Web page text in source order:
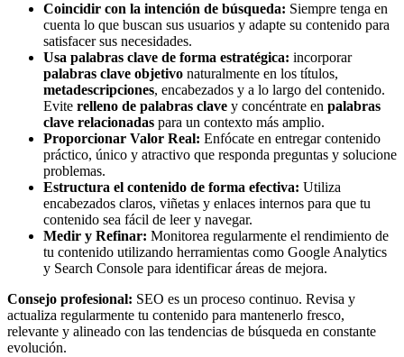
Coincidir con la intención de búsqueda: Siempre tenga en
cuenta lo que buscan sus usuarios y adapte su contenido para
satisfacer sus necesidades.
Usa palabras clave de forma estratégica: incorporar
palabras clave objetivo naturalmente en los títulos,
metadescripciones, encabezados y a lo largo del contenido.
Evite relleno de palabras clave y concéntrate en palabras
clave relacionadas para un contexto más amplio.
Proporcionar Valor Real: Enfócate en entregar contenido
práctico, único y atractivo que responda preguntas y solucione
problemas.
Estructura el contenido de forma efectiva: Utiliza
encabezados claros, viñetas y enlaces internos para que tu
contenido sea fácil de leer y navegar.
Medir y Refinar: Monitorea regularmente el rendimiento de
tu contenido utilizando herramientas como Google Analytics
y Search Console para identificar áreas de mejora.
Consejo profesional: SEO es un proceso continuo. Revisa y
actualiza regularmente tu contenido para mantenerlo fresco,
relevante y alineado con las tendencias de búsqueda en constante
evolución.